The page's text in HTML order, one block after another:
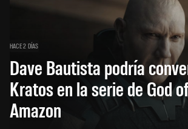
HACE 2 DÍAS
Dave Bautista podría
Kratos en la serie de God
Amazon